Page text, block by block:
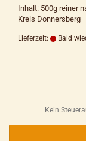
Inhalt: 500g reiner
Kreis Donnersberg
Lieferzeit: Bald
Kein